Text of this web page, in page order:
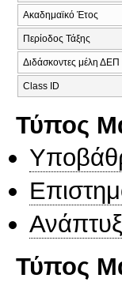
Ακαδημαϊκό Έτος
Περίοδος Τάξης
Διδάσκοντες μέλη ΔΕΠ
Class ID
Τύπος
Τύπος